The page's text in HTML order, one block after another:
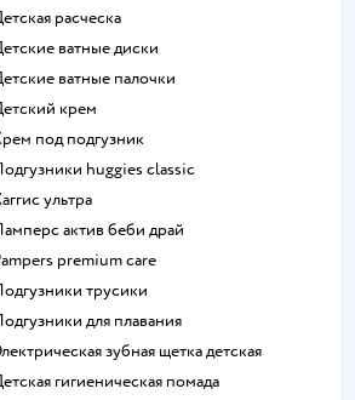
детская расческа
детские ватные диски
детские ватные палочки
детский крем
крем под подгузник
подгузники huggies classic
хаггис ультра
памперс актив беби драй
pampers premium care
подгузники трусики
подгузники для плавания
электрическая зубная щетка детская
детская гигиеническая помада